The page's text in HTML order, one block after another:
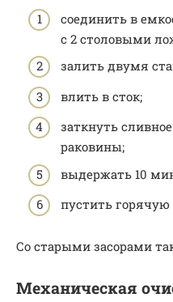
соединить в
с 2 столовыми
залить двумя
влить в сток;
заткнуть
раковины;
выдержать 10
пустить горячую
Со старыми засорами
Механическая